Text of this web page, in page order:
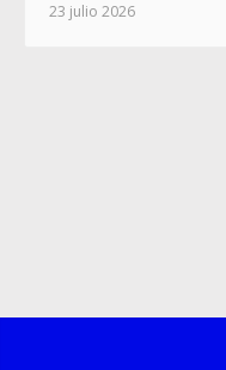
23 julio 2026